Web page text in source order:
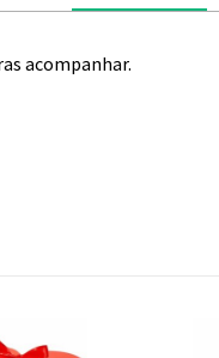
acompanhar.